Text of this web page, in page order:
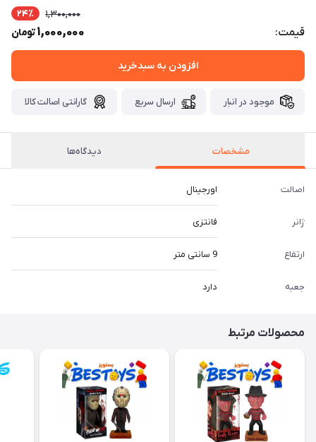
قیمت:
1,300,000 24٪
1,000,000تومان
افزودن به سبدخرید
موجود در انبار ارسال سریع گارانتی اصالت کالا
مشخصات دیدگاه‌ها
اصالت اورجینال
ژانر فانتزی
ارتفاع 9 سانتی متر
جعبه دارد
محصولات مرتبط